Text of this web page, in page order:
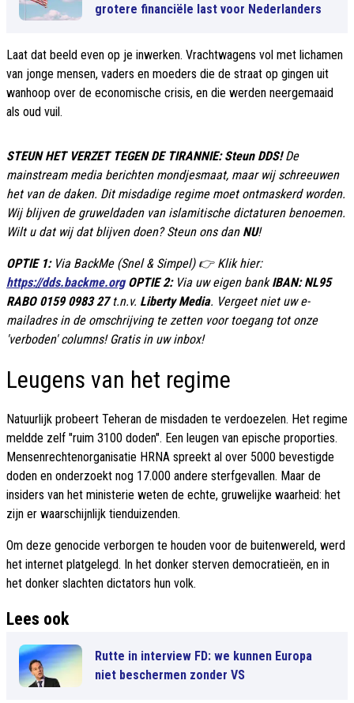
grotere financiële last voor Nederlanders
Laat dat beeld even op je inwerken. Vrachtwagens vol met lichamen
van jonge mensen, vaders en moeders die de straat op gingen uit
wanhoop over de economische crisis, en die werden neergemaaid
als oud vuil.
STEUN HET VERZET TEGEN DE TIRANNIE: Steun DDS!De
mainstream media berichten mondjesmaat, maar wij schreeuwen
het van de daken. Dit misdadige regime moet ontmaskerd worden.
Wij blijven de gruweldaden van islamitische dictaturen benoemen.
Wilt u dat wij dat blijven doen? Steun ons dan NU!
OPTIE 1:Via BackMe (Snel & Simpel) 👉 Klik hier:
https://dds.backme.org OPTIE 2:Via uw eigen bankIBAN: NL95
RABO 0159 0983 27t.n.v. Liberty Media. Vergeet niet uw e-
mailadres in de omschrijving te zetten voor toegang tot onze
'verboden' columns! Gratis in uw inbox!
Leugens van het regime
Natuurlijk probeert Teheran de misdaden te verdoezelen. Het regime
meldde zelf "ruim 3100 doden". Een leugen van epische proporties.
Mensenrechtenorganisatie HRNA spreekt al over 5000 bevestigde
doden en onderzoekt nog 17.000 andere sterfgevallen. Maar de
insiders van het ministerie weten de echte, gruwelijke waarheid: het
zijn er waarschijnlijk tienduizenden.
Om deze genocide verborgen te houden voor de buitenwereld, werd
het internet platgelegd. In het donker sterven democratieën, en in
het donker slachten dictators hun volk.
Lees ook
Rutte in interview FD: we kunnen Europa
niet beschermen zonder VS